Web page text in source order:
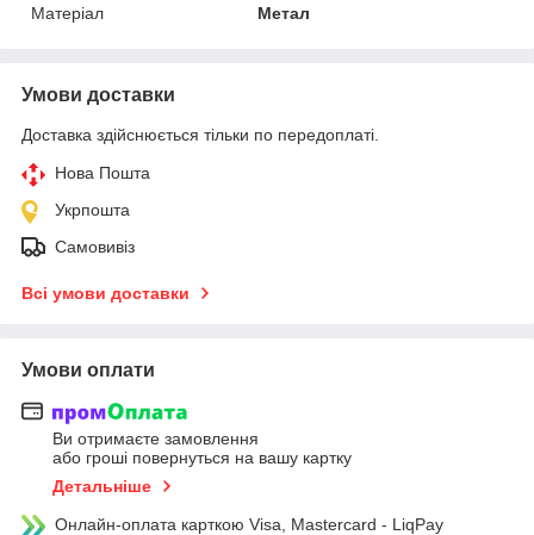
Матеріал
Метал
Умови доставки
Доставка здійснюється тільки по передоплаті.
Нова Пошта
Укрпошта
Самовивіз
Всі умови доставки
Умови оплати
Ви отримаєте замовлення
або гроші повернуться на вашу картку
Детальніше
Онлайн-оплата карткою Visa, Mastercard - LiqPay